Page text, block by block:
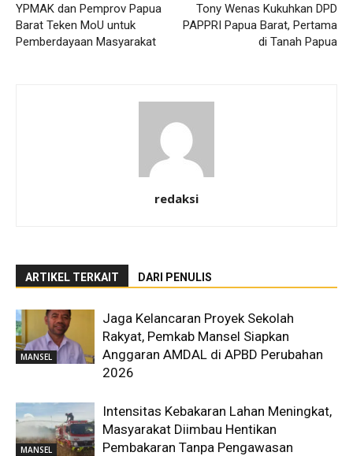
YPMAK dan Pemprov Papua
Barat Teken MoU untuk
Pemberdayaan Masyarakat
Tony Wenas Kukuhkan DPD
PAPPRI Papua Barat, Pertama
di Tanah Papua
redaksi
ARTIKEL TERKAIT DARI PENULIS
MANSEL
Jaga Kelancaran Proyek Sekolah
Rakyat, Pemkab Mansel Siapkan
Anggaran AMDAL di APBD Perubahan
2026
MANSEL
Intensitas Kebakaran Lahan Meningkat,
Masyarakat Diimbau Hentikan
Pembakaran Tanpa Pengawasan